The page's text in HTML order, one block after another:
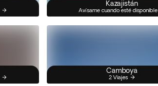
Kazajistán
Avísame cuando esté disponible
Camboya
2 Viajes